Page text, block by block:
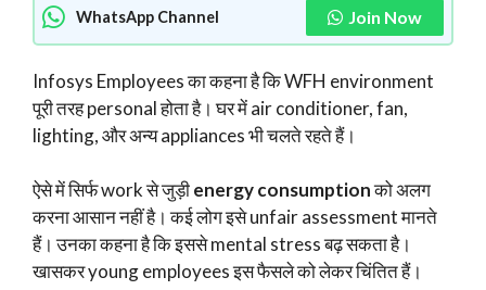
WhatsApp Channel Join Now
Infosys Employees का कहना है कि WFH environment
पूरी तरह personal होता है। घर में air conditioner, fan,
lighting, और अन्य appliances भी चलते रहते हैं।
ऐसे में सिर्फ work से जुड़ीenergy consumptionको अलग
करना आसान नहीं है। कई लोग इसे unfair assessment मानते
हैं। उनका कहना है कि इससे mental stress बढ़ सकता है।
खासकर young employees इस फैसले को लेकर चिंतित हैं।